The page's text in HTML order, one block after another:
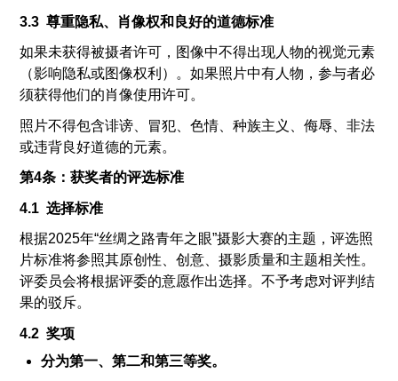
3.3 尊重隐私、肖像权和良好的道德标准
如果未获得被摄者许可，图像中不得出现人物的视觉元素
（影响隐私或图像权利）。如果照片中有人物，参与者必
须获得他们的肖像使用许可。
照片不得包含诽谤、冒犯、色情、种族主义、侮辱、非法
或违背良好道德的元素。
第4条：获奖者的评选标准
4.1 选择标准
根据2025年“丝绸之路青年之眼”摄影大赛的主题，评选照
片标准将参照其原创性、创意、摄影质量和主题相关性。
评委员会将根据评委的意愿作出选择。不予考虑对评判结
果的驳斥。
4.2 奖项
分为第一、第二和第三等奖。